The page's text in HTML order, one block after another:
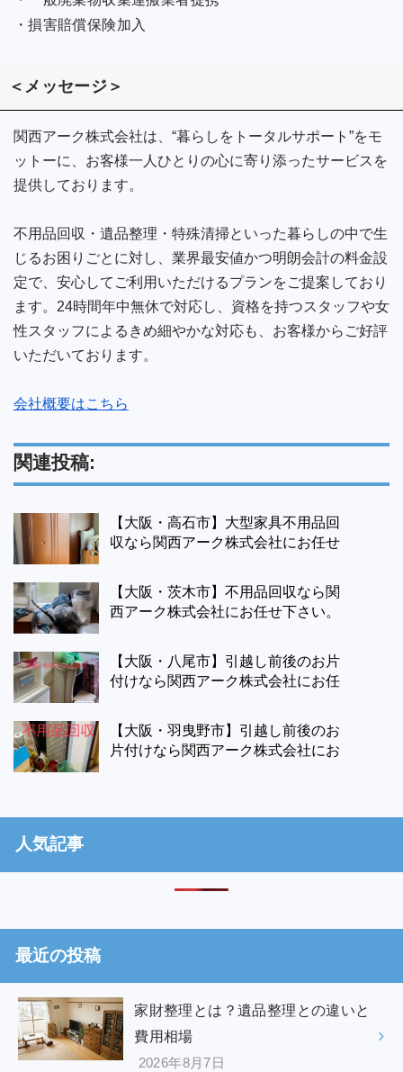
・損害賠償保険加入
＜メッセージ＞
関西アーク株式会社は、“暮らしをトータルサポート”をモ
ットーに、お客様一人ひとりの心に寄り添ったサービスを
提供しております。
不用品回収・遺品整理・特殊清掃といった暮らしの中で生
じるお困りごとに対し、業界最安値かつ明朗会計の料金設
定で、安心してご利用いただけるプランをご提案しており
ます。24時間年中無休で対応し、資格を持つスタッフや女
性スタッフによるきめ細やかな対応も、お客様からご好評
いただいております。
会社概要はこちら
関連投稿:
【大阪・高石市】大型家具不用品回
収なら関西アーク株式会社にお任せ
【大阪・茨木市】不用品回収なら関
西アーク株式会社にお任せ下さい。
【大阪・八尾市】引越し前後のお片
付けなら関西アーク株式会社にお任
致します。
【大阪・羽曳野市】引越し前後のお
片付けなら関西アーク株式会社にお
人気記事
最近の投稿
家財整理とは？遺品整理との違いと
費用相場
2026年8月7日